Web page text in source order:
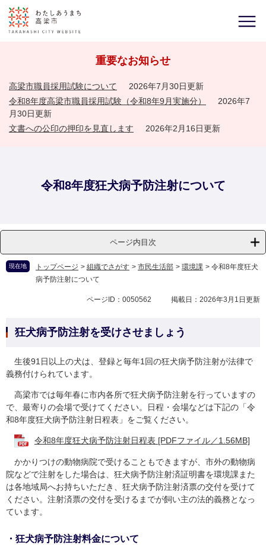
重要なお知らせ
高梁市職員採用試験について
2026年7月30日更新
令和8年度高梁市職員採用試験（令和8年9月実施分）
2026年7
月30日更新
文書への公印の押印を見直します
2026年2月16日更新
令和8年度狂犬病予防注射について
ページ内目次
現在地 トップページ > 組織でさがす > 市民生活部 > 環境課 > 令和8年度狂犬
病予防注射について
ページID：0050562 掲載日：2026年3月1日更新
狂犬病予防注射を受けさせましょう
生後91日以上の犬は、登録と毎年1回の狂犬病予防注射が法律で
義務付けられています。
高梁市では毎年春に市内各所で狂犬病予防注射を行っていますの
で、最寄りの会場で受けてください。日程・会場などは下記の「令
和8年度狂犬病予防注射日程表」をご覧ください。
令和8年度狂犬病予防注射日程表 [PDFファイル／1.56MB]
かかりつけの動物病院で受けることもできますが、市外の動物病
院などで注射をした場合は、狂犬病予防注射済証明書を環境課また
は各地域局へお持ちいただき、狂犬病予防注射済票の交付を受けて
ください。 注射済票の交付を受けるまでが飼い主の法的義務となっ
ています。
・狂犬病予防注射料金について